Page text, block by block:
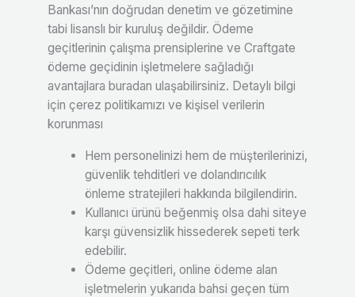
Bankası’nın doğrudan denetim ve gözetimine
tabi lisanslı bir kuruluş değildir. Ödeme
geçitlerinin çalışma prensiplerine ve Craftgate
ödeme geçidinin işletmelere sağladığı
avantajlara buradan ulaşabilirsiniz. Detaylı bilgi
için çerez politikamızı ve kişisel verilerin
korunması
Hem personelinizi hem de müşterilerinizi,
güvenlik tehditleri ve dolandırıcılık
önleme stratejileri hakkında bilgilendirin.
Kullanıcı ürünü beğenmiş olsa dahi siteye
karşı güvensizlik hissederek sepeti terk
edebilir.
Ödeme geçitleri, online ödeme alan
işletmelerin yukarıda bahsi geçen tüm